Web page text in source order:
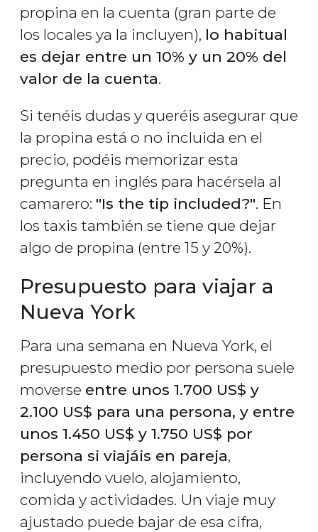
propina en la cuenta (gran parte de
los locales ya la incluyen), lo habitual
es dejar entre un 10% y un 20% del
valor de la cuenta.
Si tenéis dudas y queréis asegurar que
la propina está o no incluida en el
precio, podéis memorizar esta
pregunta en inglés para hacérsela al
camarero: "Is the tip included?". En
los taxis también se tiene que dejar
algo de propina (entre 15 y 20%).
Presupuesto para viajar a
Nueva York
Para una semana en Nueva York, el
presupuesto medio por persona suele
moverse entre unos 1.700 US$ y
2.100 US$ para una persona, y entre
unos 1.450 US$ y 1.750 US$ por
persona si viajáis en pareja,
incluyendo vuelo, alojamiento,
comida y actividades. Un viaje muy
ajustado puede bajar de esa cifra,